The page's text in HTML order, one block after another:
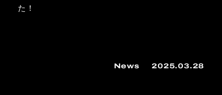
た！
News 2025.03.28